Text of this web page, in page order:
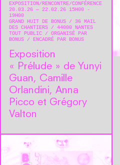
EXPOSITION
RENCONTRE/CONFÉRENCE
20.03.26 — 22.02.26 15H00 -
19H00
GRAND HUIT DE BONUS
36 MAIL
DES CHANTIERS
44000 NANTES
TOUT PUBLIC
ORGANISÉ PAR
BONUS
ENCADRÉ PAR BONUS
Exposition
« Prélude » de Yunyi
Guan, Camille
Orlandini, Anna
Picco et Grégory
Valton